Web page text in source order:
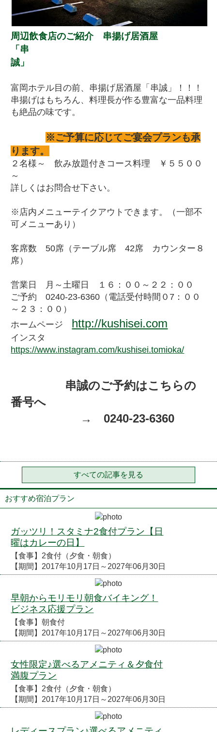
周辺飲食店のご紹介 串揚げ居酒屋
「串
富岡ホテル目の前、串揚げ居酒屋「串誠」！！！
串揚げはもちろん、料理長が作る豊富な一品料理
も絶品の味です。
※ご予算に応じてご宴会プランも承
ります。
２名様～ 飲み放題付きコース料理 ￥５５００
～
詳しくはお問合せ下さい。
※店内メニューテイクアウトできます。（一部不
可メニューあり）
客席数 50席（テーブル席 42席 カウンター８
席）
営業日 月～土曜日 １６：００～２２：００
ご予約 0240-23-6360（電話受付時間０7：００
～２３：００）
ホームページ http://kushisei.com
インスタ
https://www.instagram.com/kushisei.tomioka/
串誠のご予約はこちらの
番号へ
→ 0240-23-6360
すべての記事を見る
おすすめ宿泊プラン
ガッツリ！スタミナ2食付プラン【日
曜はカレーの日】
【食事】2食付（夕食・朝食）
【期間】2017年10月17日～2027年06月30日
早朝からモリモリ朝食バイキング！
ビジネス応援プラン
【食事】朝食付
【期間】2017年10月17日～2027年06月30日
女性限定♪選べるアメニティ＆夕食付
満腹プラン
【食事】2食付（夕食・朝食）
【期間】2017年10月17日～2027年06月30日